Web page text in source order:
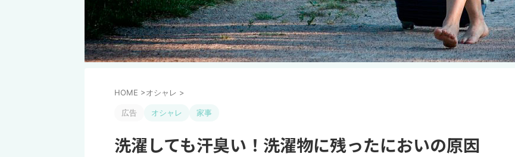
HOME >オシャレ >
広告 オシャレ 家事
洗濯しても汗臭い！洗濯物に残ったにおいの原因